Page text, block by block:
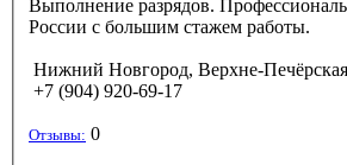
Выполнение разрядов.
России с большим стажем работы.
Нижний Новгород, Верхне-
+7 (904) 920-69-17
Отзывы: 0